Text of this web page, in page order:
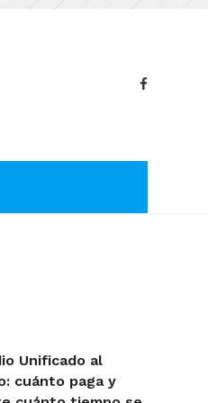
Unificado al
cuánto paga y